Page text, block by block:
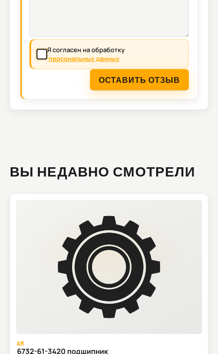
Я согласен на обработку
персональных данных
ОСТАВИТЬ ОТЗЫВ
ВЫ НЕДАВНО СМОТРЕЛИ
AM
6732-61-3420 подшипник